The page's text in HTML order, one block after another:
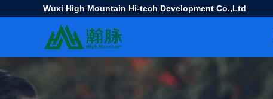
Wuxi High Mountain Hi-tech Development Co.,Ltd